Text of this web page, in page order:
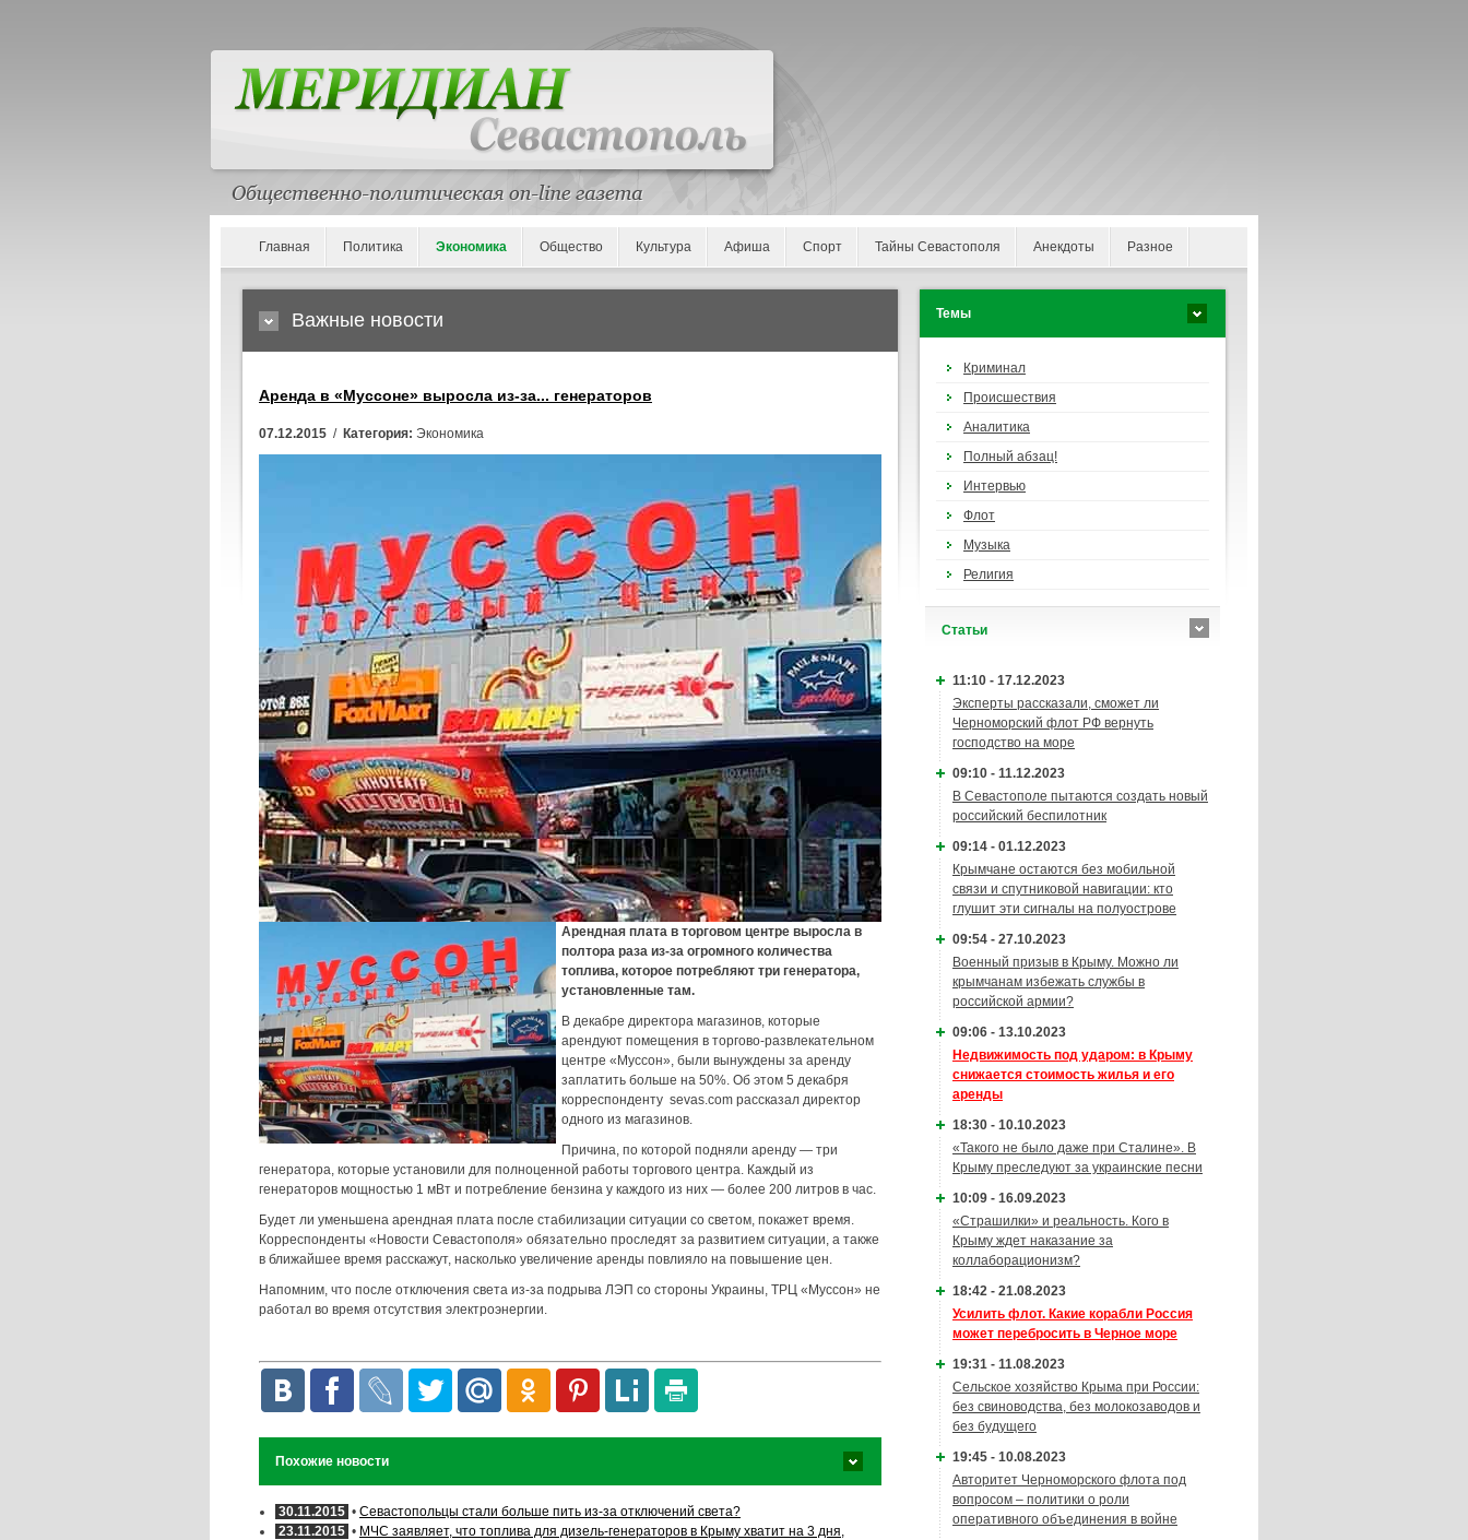
Главная Политика Экономика Общество Культура Афиша Спорт Тайны Севастополя Анекдоты Разное
Важные новости
Аренда в «Муссоне» выросла из-за... генераторов
07.12.2015 / Категория: Экономика
Арендная плата в торговом центре выросла в
полтора раза из-за огромного количества
топлива, которое потребляют три генератора,
установленные там.
В декабре директора магазинов, которые
арендуют помещения в торгово-развлекательном
центре «Муссон», были вынуждены за аренду
заплатить больше на 50%. Об этом 5 декабря
корреспонденту sevas.com рассказал директор
одного из магазинов.
Причина, по которой подняли аренду — три
генератора, которые установили для полноценной работы торгового центра. Каждый из
генераторов мощностью 1 мВт и потребление бензина у каждого из них — более 200 литров в час.
Будет ли уменьшена арендная плата после стабилизации ситуации со светом, покажет время.
Корреспонденты «Новости Севастополя» обязательно проследят за развитием ситуации, а также
в ближайшее время расскажут, насколько увеличение аренды повлияло на повышение цен.
Напомним, что после отключения света из-за подрыва ЛЭП со стороны Украины, ТРЦ «Муссон» не
работал во время отсутствия электроэнергии.
Похожие новости
30.11.2015 • Севастопольцы стали больше пить из-за отключений света?
23.11.2015 • МЧС заявляет, что топлива для дизель-генераторов в Крыму хватит на 3 дня,
Темы
Криминал
Происшествия
Аналитика
Полный абзац!
Интервью
Флот
Музыка
Религия
Cтатьи
11:10 - 17.12.2023
Эксперты рассказали, сможет ли
Черноморский флот РФ вернуть
господство на море
09:10 - 11.12.2023
В Севастополе пытаются создать новый
российский беспилотник
09:14 - 01.12.2023
Крымчане остаются без мобильной
связи и спутниковой навигации: кто
глушит эти сигналы на полуострове
09:54 - 27.10.2023
Военный призыв в Крыму. Можно ли
крымчанам избежать службы в
российской армии?
09:06 - 13.10.2023
Недвижимость под ударом: в Крыму
снижается стоимость жилья и его
аренды
18:30 - 10.10.2023
«Такого не было даже при Сталине». В
Крыму преследуют за украинские песни
10:09 - 16.09.2023
«Страшилки» и реальность. Кого в
Крыму ждет наказание за
коллаборационизм?
18:42 - 21.08.2023
Усилить флот. Какие корабли Россия
может перебросить в Черное море
19:31 - 11.08.2023
Сельское хозяйство Крыма при России:
без свиноводства, без молокозаводов и
без будущего
19:45 - 10.08.2023
Авторитет Черноморского флота под
вопросом – политики о роли
оперативного объединения в войне